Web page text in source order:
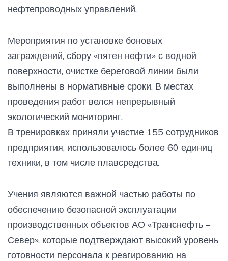
нефтепроводных управлений.
Мероприятия по установке боновых
заграждений, сбору «пятен нефти» с водной
поверхности, очистке береговой линии были
выполнены в нормативные сроки. В местах
проведения работ велся непрерывный
экологический мониторинг.
В тренировках приняли участие 155 сотрудников
предприятия, использовалось более 60 единиц
техники, в том числе плавсредства.
Учения являются важной частью работы по
обеспечению безопасной эксплуатации
производственных объектов АО «Транснефть –
Север», которые подтверждают высокий уровень
готовности персонала к реагированию на